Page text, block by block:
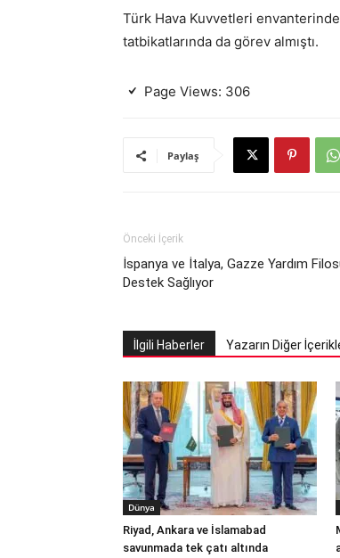
Türk Hava Kuvvetleri
tatbikatlarında da görev almıştı.
Page Views: 306
Paylaş
Önceki İçerik
İspanya ve İtalya, Gazze Yardım
Destek Sağlıyor
İlgili Haberler Yazarın Diğer
Dünya
Riyad, Ankara ve İslamabad
savunmada tek çatı altında